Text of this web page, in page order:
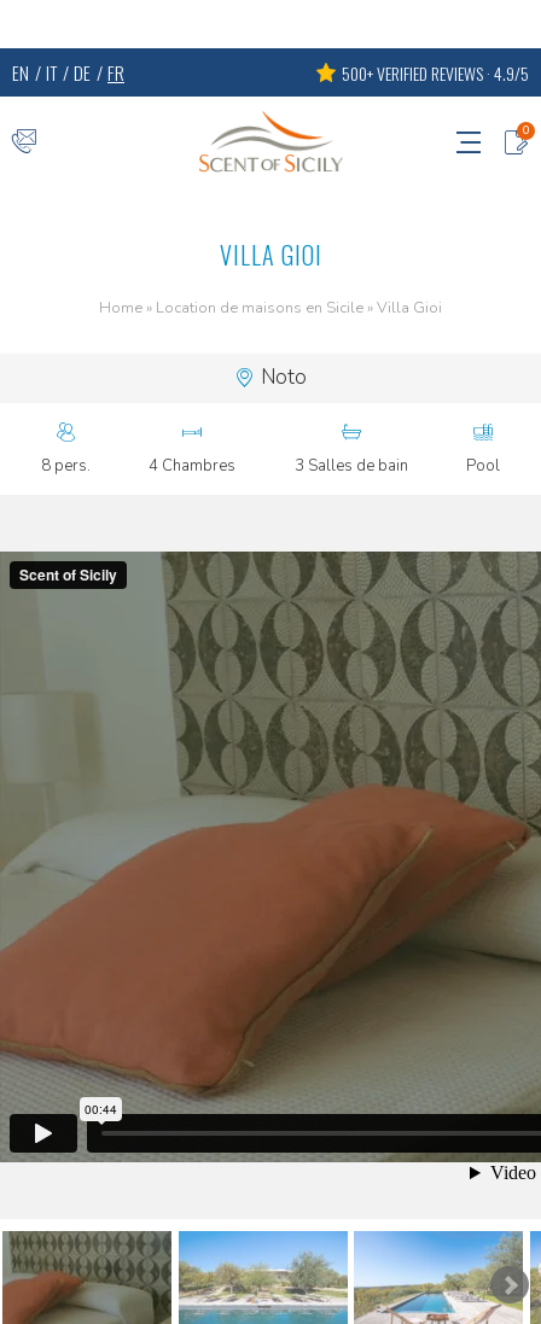
EN IT DE FR 500+ VERIFIED REVIEWS · 4.9/5
0
VILLA GIOI
Home » Location de maisons en Sicile »Villa Gioi
Noto
8 pers. 4 Chambres 3 Salles de bain Pool